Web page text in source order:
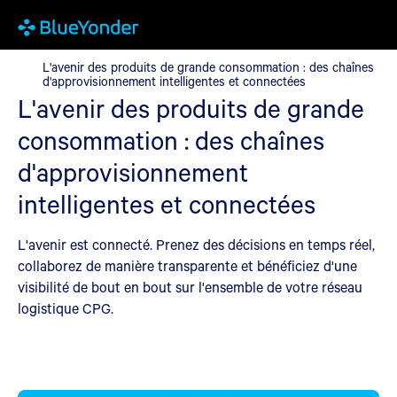
L'avenir des produits de grande consommation : des chaînes
L'avenir des produits de grande consommation : des chaînes
d'approvisionnement intelligentes et connectées
L'avenir des produits de grande
consommation : des chaînes
d'approvisionnement
intelligentes et connectées
L'avenir est connecté. Prenez des décisions en temps réel,
collaborez de manière transparente et bénéficiez d'une
visibilité de bout en bout sur l'ensemble de votre réseau
logistique CPG.